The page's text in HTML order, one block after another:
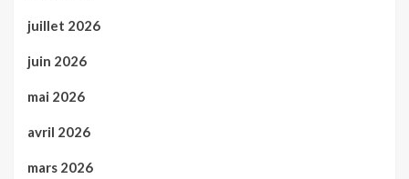
juillet 2026
juin 2026
mai 2026
avril 2026
mars 2026